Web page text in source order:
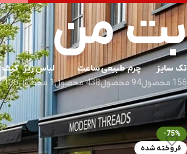
بت من
تک سایز
156 محصول
چرم طبیعی
94 محصول
ساعت
438 محصول
لباس زیر
1 محصول
کیف
136 محصول
خانه»بت من
-75%
فروخته شده